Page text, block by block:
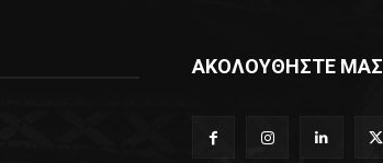
ΑΚΟΛΟΥΘΗΣΤΕ ΜΑΣ